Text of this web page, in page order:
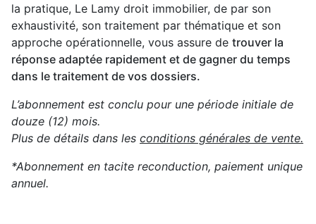
la pratique, Le Lamy droit immobilier, de par son
exhaustivité, son traitement par thématique et son
approche opérationnelle, vous assure de trouver la
réponse adaptée rapidement et de gagner du temps
dans le traitement de vos dossiers.
L’abonnement est conclu pour une période initiale de
douze (12) mois.
Plus de détails dans les conditions générales de vente.
*Abonnement en tacite reconduction, paiement unique
annuel.